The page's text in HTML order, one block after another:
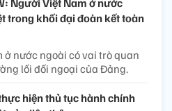
Người Việt Nam ở nước
trong khối đại đoàn kết toàn
ở nước ngoài có vai trò quan
lối đối ngoại của Đảng.
hiện thủ tục hành chính